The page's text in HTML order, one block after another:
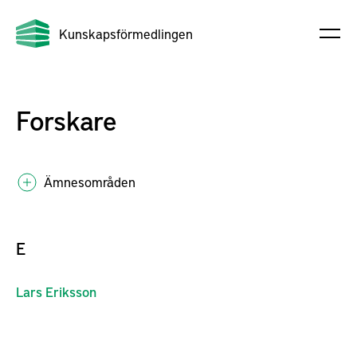
Kunskapsförmedlingen
Forskare
Ämnesområden
E
Lars Eriksson